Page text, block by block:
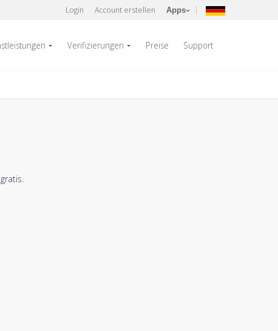
Login Account erstellen Apps
Verifizierungen Preise Support